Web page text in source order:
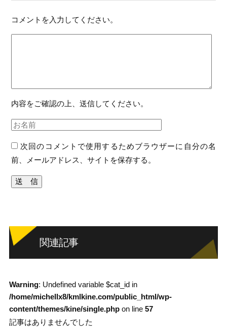
コメントを入力してください。
内容をご確認の上、送信してください。
次回のコメントで使用するためブラウザーに自分の名
前、メールアドレス、サイトを保存する。
関連記事
Warning: Undefined variable $cat_id in
/home/michellx8/kmlkine.com/public_html/wp-
content/themes/kine/single.phpon line 57
記事はありませんでした